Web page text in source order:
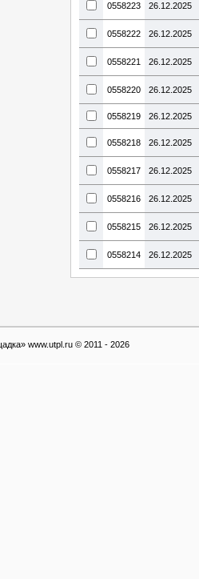
0558223 26.12.2025
0558222 26.12.2025
0558221 26.12.2025
0558220 26.12.2025
0558219 26.12.2025
0558218 26.12.2025
0558217 26.12.2025
0558216 26.12.2025
0558215 26.12.2025
0558214 26.12.2025
www.utpl.ru © 2011 - 2026